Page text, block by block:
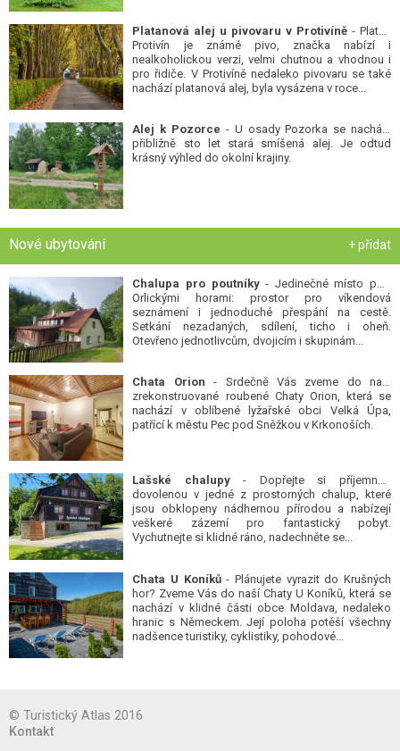
Platanová alej u pivovaru v Protivíně - Platan
Protivín je známé pivo, značka nabízí i
nealkoholickou verzi, velmi chutnou a vhodnou i
pro řidiče. V Protivíně nedaleko pivovaru se také
nachází platanová alej, byla vysázena v roce...
Alej k Pozorce - U osady Pozorka se nachází
přibližně sto let stará smíšená alej. Je odtud
krásný výhled do okolní krajiny.
Nové ubytování + přidat
Chalupa pro poutníky- Jedinečné místo pod
Orlickými horami: prostor pro víkendová
seznámení i jednoduché přespání na cestě.
Setkání nezadaných, sdílení, ticho i oheň.
Otevřeno jednotlivcům, dvojicím i skupinám...
Chata Orion - Srdečně Vás zveme do naší
zrekonstruované roubené Chaty Orion, která se
nachází v oblíbené lyžařské obci Velká Úpa,
patřící k městu Pec pod Sněžkou v Krkonoších.
Lašské chalupy- Dopřejte si příjemnou
dovolenou v jedné z prostorných chalup, které
jsou obklopeny nádhernou přírodou a nabízejí
veškeré zázemí pro fantastický pobyt.
Vychutnejte si klidné ráno, nadechněte se...
Chata U Koníků- Plánujete vyrazit do Krušných
hor? Zveme Vás do naší Chaty U Koníků, která se
nachází v klidné části obce Moldava, nedaleko
hranic s Německem. Její poloha potěší všechny
nadšence turistiky, cyklistiky, pohodové...
© Turistický Atlas 2016
Kontakt